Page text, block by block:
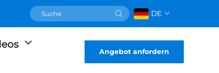
DE
Angebot anfordern